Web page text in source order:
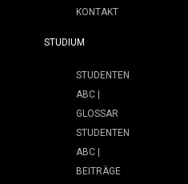
KONTAKT
STUDIUM
STUDENTEN
ABC |
GLOSSAR
STUDENTEN
ABC |
BEITRÄGE